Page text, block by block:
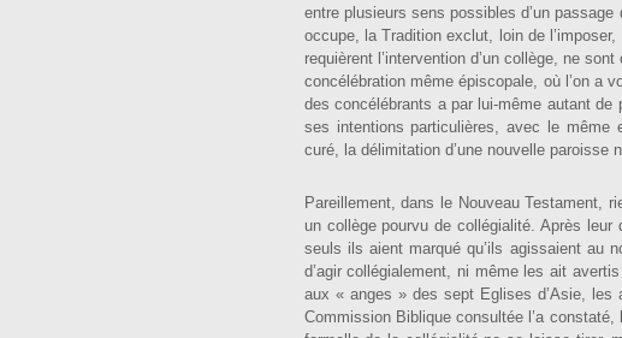
entre plusieurs sens possibles d’un
occupe, la Tradition exclut, loin de
requièrent l’inter­vention d’un collège, ne
concélébration même épiscopale, où l’on a
des concélébrants a par lui-même autant
ses intentions particulières, avec le même
curé, la délimitation d’une nouvelle paroisse
Pareillement, dans le Nouveau Testament,
un collège pourvu de collégialité. Après
seuls ils aient marqué qu’ils agissaient au
d’agir collégialement, ni même les ait
aux « an­ges » des sept Eglises d’Asie, les
Commission Biblique consultée l’a